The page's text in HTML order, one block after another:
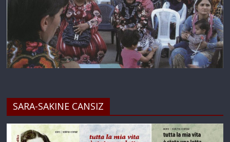
SARA-SAKINE CANSIZ